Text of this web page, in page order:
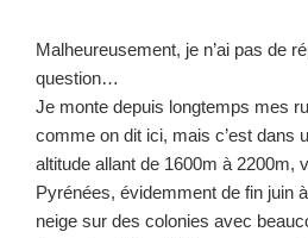
Malheureusement, je n’ai pas de
question…
Je monte depuis longtemps mes
comme on dit ici, mais c’est dans
altitude allant de 1600m à 2200m,
Pyrénées, évidemment de fin juin
neige sur des colonies avec